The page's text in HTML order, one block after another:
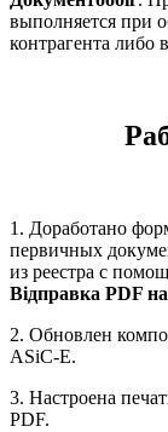
выполняется при
контрагента либо
1. Доработано
первичных
из реестра с
Відправка PDF
2. Обновлен
ASiC-E.
3. Настроена
PDF.